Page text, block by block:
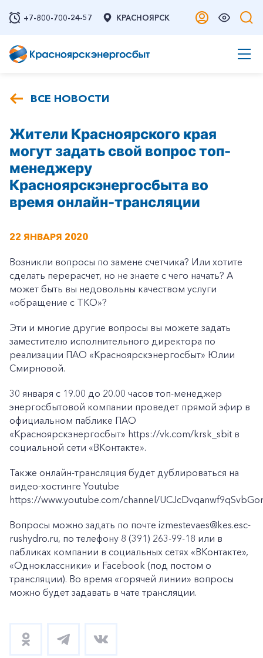
+7-800-700-24-57 КРАСНОЯРСК
ВСЕ НОВОСТИ
Жители Красноярского края
могут задать свой вопрос топ-
менеджеру
Красноярскэнергосбыта во
время онлайн-трансляции
22 ЯНВАРЯ 2020
Возникли вопросы по замене счетчика? Или хотите
сделать перерасчет, но не знаете с чего начать? А
может быть вы недовольны качеством услуги
«обращение с ТКО»?
Эти и многие другие вопросы вы можете задать
заместителю исполнительного директора по
реализации ПАО «Красноярскэнергосбыт» Юлии
Смирновой.
30 января с 19.00 до 20.00 часов топ-менеджер
энергосбытовой компании проведет прямой эфир в
официальном паблике ПАО
«Красноярскэнергосбыт» https://vk.com/krsk_sbit в
социальной сети «ВКонтакте».
Также онлайн-трансляция будет дублироваться на
видео-хостинге Youtube
https://www.youtube.com/channel/
Вопросы можно задать по почте izmestevaes@kes.esc-
rushydro.ru, по телефону 8 (391) 263-99-18 или в
пабликах компании в социальных сетях «ВКонтакте»,
«Одноклассники» и Facebook (под постом о
трансляции). Во время «горячей линии» вопросы
можно будет задавать в чате трансляции.